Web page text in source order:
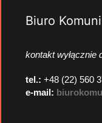
Biuro
kontakt wyłącznie
tel.: +48 (22) 560
e-mail: